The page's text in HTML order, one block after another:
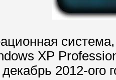
XP
2012-